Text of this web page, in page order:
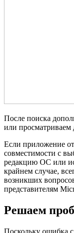
После поиска
или просматриваем
Если приложение
совместимости с
редакцию ОС или
крайнем случае,
возникших
представителям
Решаем
Поскольку ошибка